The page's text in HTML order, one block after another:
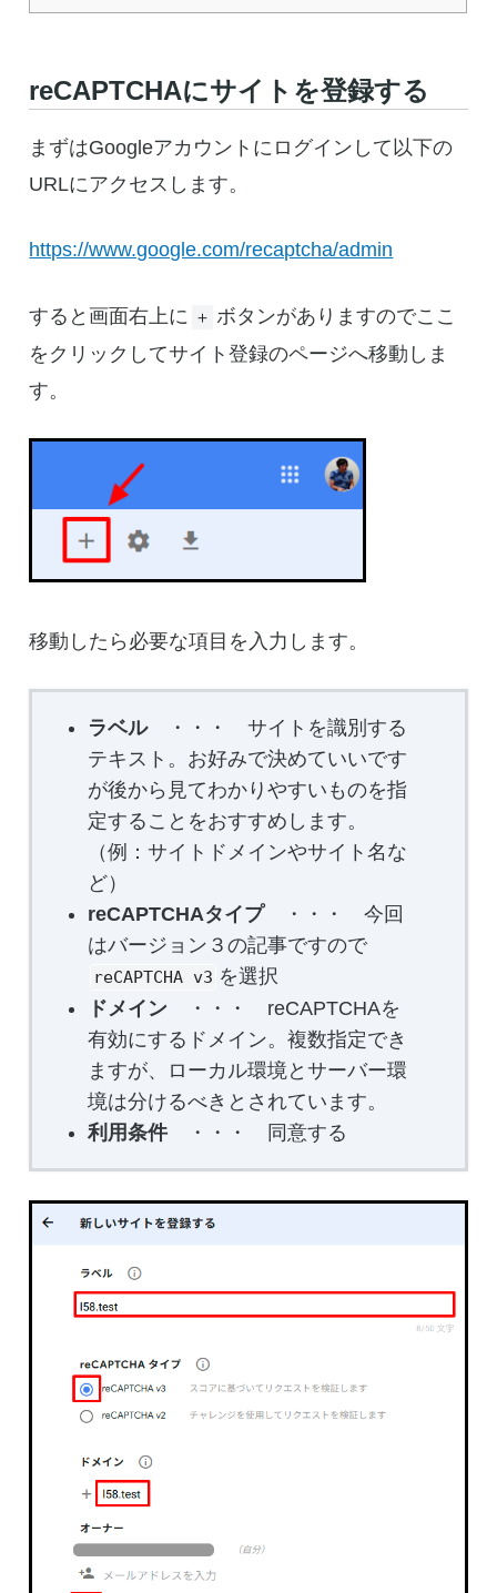
reCAPTCHAにサイトを登録する
まずはGoogleアカウントにログインして以下の
URLにアクセスします。
https://www.google.com/recaptcha/admin
すると画面右上に ＋ ボタンがありますのでここ
をクリックしてサイト登録のページへ移動しま
す。
移動したら必要な項目を入力します。
ラベル・・・ サイトを識別する
テキスト。お好みで決めていいです
が後から見てわかりやすいものを指
定することをおすすめします。
（例：サイトドメインやサイト名な
ど）
reCAPTCHAタイプ・・・ 今回
はバージョン３の記事ですので
reCAPTCHA v3 を選択
ドメイン・・・ reCAPTCHAを
有効にするドメイン。複数指定でき
ますが、ローカル環境とサーバー環
境は分けるべきとされています。
利用条件・・・ 同意する